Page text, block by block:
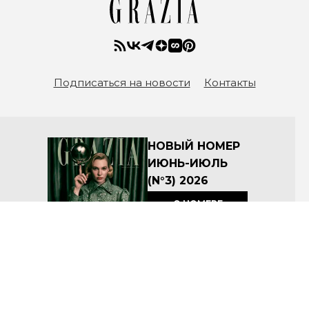
Подписаться на новости Контакты
НОВЫЙ НОМЕР
ИЮНЬ-ИЮЛЬ
(N°3) 2026
О НОМЕРЕ